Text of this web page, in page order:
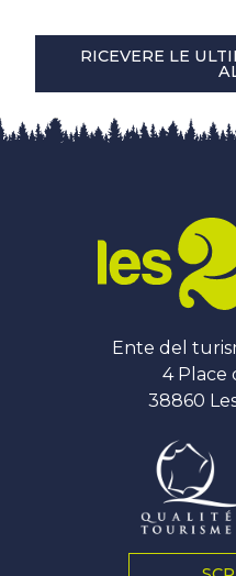
RICEVERE LE
Ente del
4 Place
38860